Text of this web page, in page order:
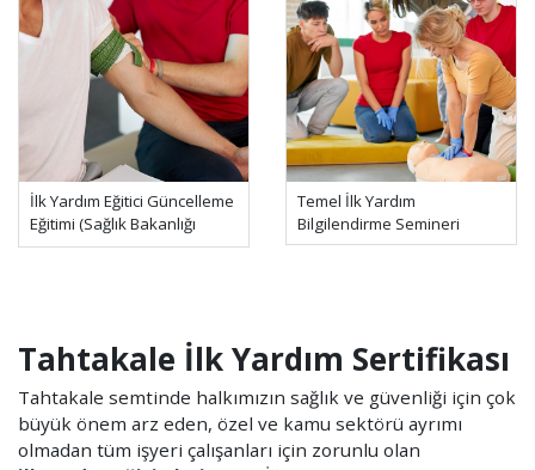
İlk Yardım Eğitici Güncelleme
Eğitimi (Sağlık Bakanlığı
Onaylı)
Temel İlk Yardım
Bilgilendirme Semineri
Tahtakale İlk Yardım Sertifikası
Tahtakale semtinde halkımızın sağlık ve güvenliği için çok
büyük önem arz eden, özel ve kamu sektörü ayrımı
olmadan tüm işyeri çalışanları için zorunlu olan